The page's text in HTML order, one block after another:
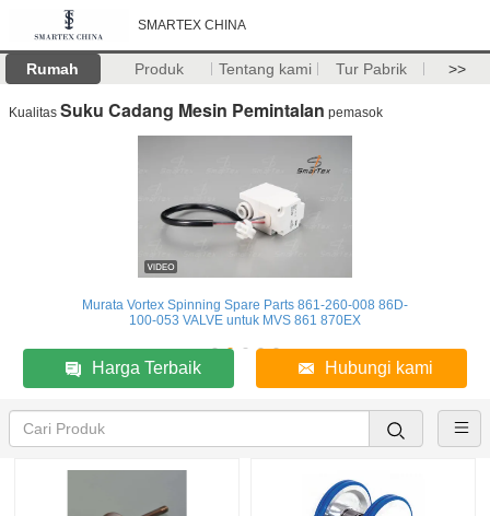
SMARTEX CHINA
Rumah Produk Tentang kami Tur Pabrik >>
Kualitas Suku Cadang Mesin Pemintalan pemasok
Murata Vortex Spinning Spare Parts 861-260-008 86D-
100-053 VALVE untuk MVS 861 870EX
Harga Terbaik Hubungi kami